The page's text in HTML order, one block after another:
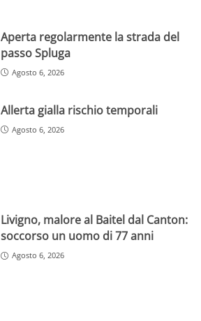
Aperta regolarmente la strada del
passo Spluga
Agosto 6, 2026
Allerta gialla rischio temporali
Agosto 6, 2026
Livigno, malore al Baitel dal Canton:
soccorso un uomo di 77 anni
Agosto 6, 2026